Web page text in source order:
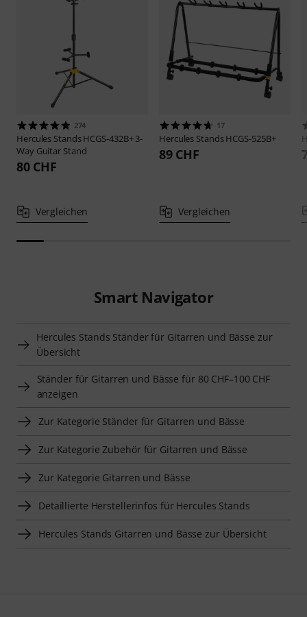
274
Hercules StandsHCGS-432B+ 3-
Way Guitar Stand
80 CHF
Vergleichen
17
Hercules StandsHCGS-525B+
89 CHF
Vergleichen
Smart Navigator
Hercules Stands Ständer für Gitarren und Bässe zur
Übersicht
Ständer für Gitarren und Bässe für 80 CHF–100 CHF
anzeigen
Zur Kategorie Ständer für Gitarren und Bässe
Zur Kategorie Zubehör für Gitarren und Bässe
Zur Kategorie Gitarren und Bässe
Detaillierte Herstellerinfos für Hercules Stands
Hercules Stands Gitarren und Bässe zur Übersicht